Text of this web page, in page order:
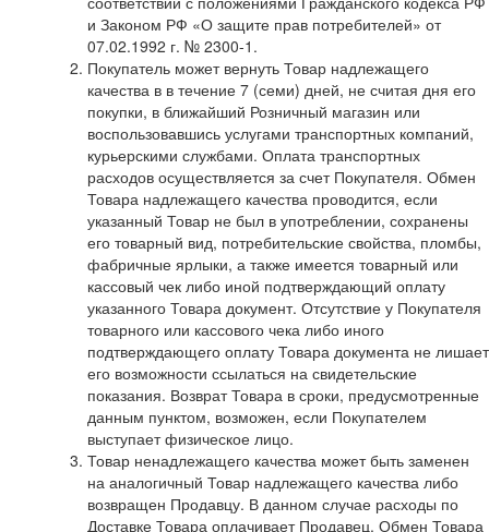
и Законом РФ «О защите прав потребителей» от
07.02.1992 г. № 2300-1.
Покупатель может вернуть Товар надлежащего
качества в в течение 7 (семи) дней, не считая дня его
покупки, в ближайший Розничный магазин или
воспользовавшись услугами транспортных компаний,
курьерскими службами. Оплата транспортных
расходов осуществляется за счет Покупателя. Обмен
Товара надлежащего качества проводится, если
указанный Товар не был в употреблении, сохранены
его товарный вид, потребительские свойства, пломбы,
фабричные ярлыки, а также имеется товарный или
кассовый чек либо иной подтверждающий оплату
указанного Товара документ. Отсутствие у Покупателя
товарного или кассового чека либо иного
подтверждающего оплату Товара документа не лишает
его возможности ссылаться на свидетельские
показания. Возврат Товара в сроки, предусмотренные
данным пунктом, возможен, если Покупателем
выступает физическое лицо.
Товар ненадлежащего качества может быть заменен
на аналогичный Товар надлежащего качества либо
возвращен Продавцу. В данном случае расходы по
Доставке Товара оплачивает Продавец. Обмен Товара